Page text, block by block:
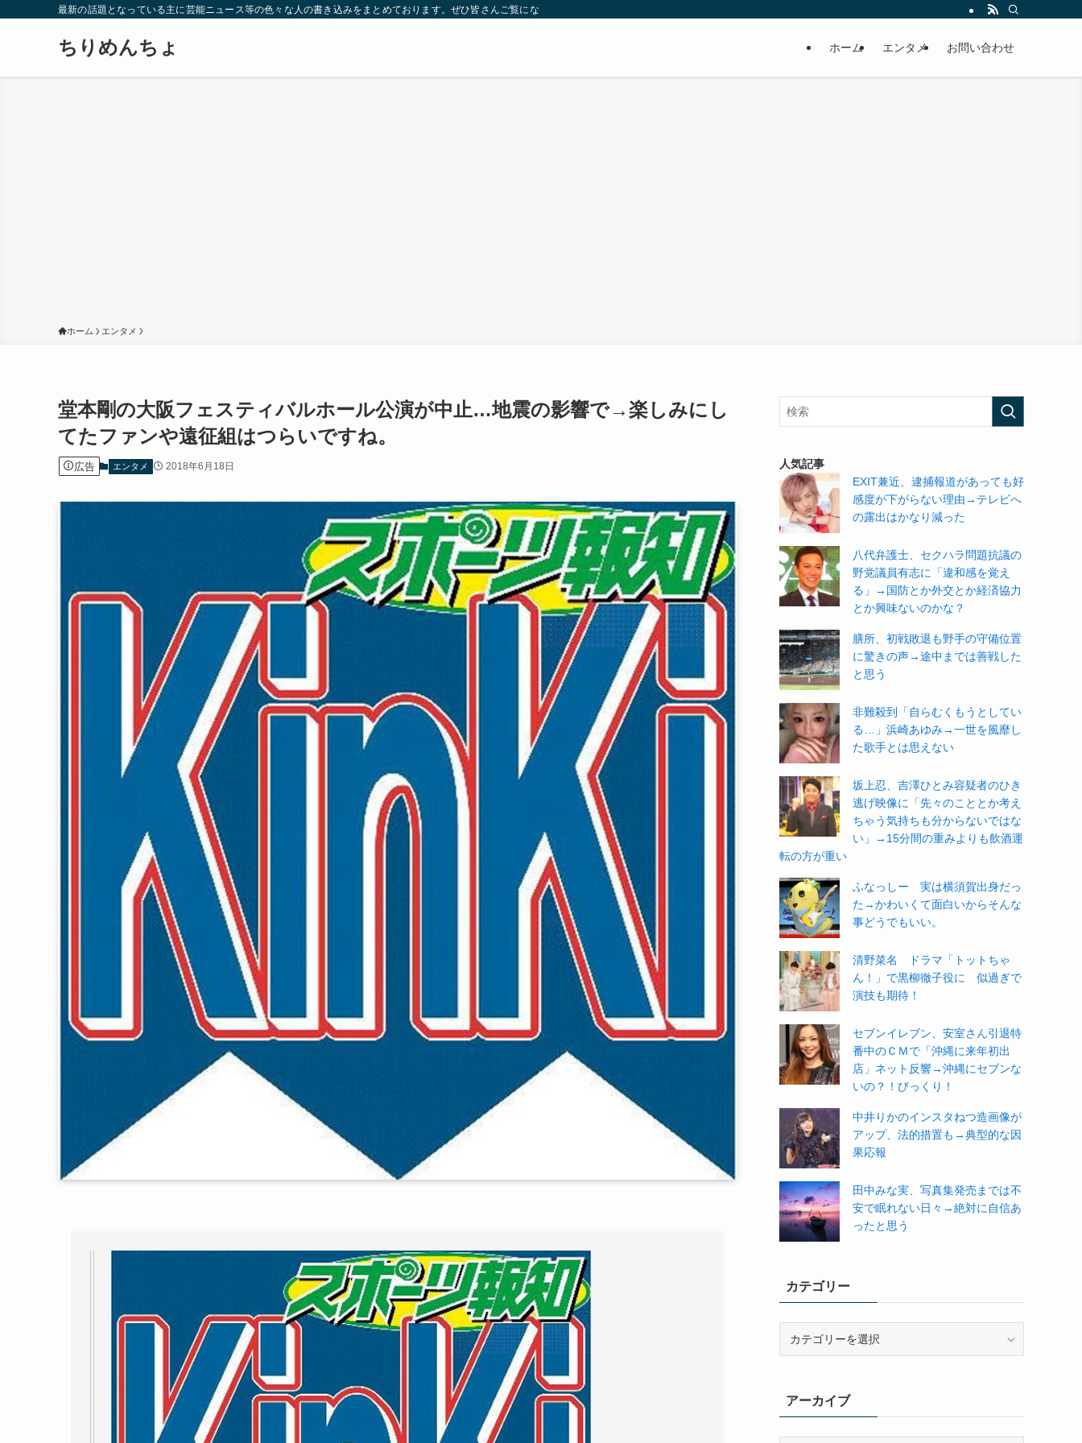
最新の話題となっている主に芸能ニュース等の色々な人の書き込みをまとめております。ぜひ皆さんご覧になっていってください。
ちりめんちょ ホーム エンタメ お問い合わせ
ホーム エンタメ
堂本剛の大阪フェスティバルホール公演が中止…地震の影響で→楽しみにし
てたファンや遠征組はつらいですね。
広告 エンタメ 2018年6月18日
人気記事
EXIT兼近、逮捕報道があっても好
感度が下がらない理由→テレビへ
の露出はかなり減った
八代弁護士、セクハラ問題抗議の
野党議員有志に「違和感を覚え
る」→国防とか外交とか経済協力
とか興味ないのかな？
膳所、初戦敗退も野手の守備位置
に驚きの声→途中までは善戦した
と思う
非難殺到「自らむくもうとしてい
る…」浜崎あゆみ→一世を風靡し
た歌手とは思えない
坂上忍、吉澤ひとみ容疑者のひき
逃げ映像に「先々のこととか考え
ちゃう気持ちも分からないではな
い」→15分間の重みよりも飲酒運
転の方が重い
ふなっしー 実は横須賀出身だっ
た→かわいくて面白いからそんな
事どうでもいい。
清野菜名 ドラマ「トットちゃ
ん！」で黒柳徹子役に 似過ぎで
演技も期待！
セブンイレブン、安室さん引退特
番中のＣＭで「沖縄に来年初出
店」ネット反響→沖縄にセブンな
いの？！びっくり！
中井りかのインスタねつ造画像が
アップ、法的措置も→典型的な因
果応報
田中みな実、写真集発売までは不
安で眠れない日々→絶対に自信あ
ったと思う
カテゴリー
ーアーカイブ